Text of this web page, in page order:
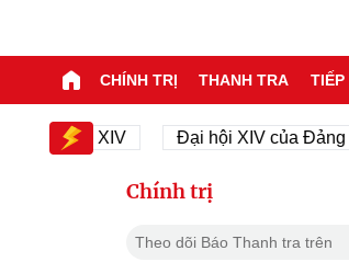
CHÍNH TRỊ THANH TRA TIẾP
hội XIV Đại hội XIV của Đảng
Chính trị
Theo dõi Báo Thanh tra trên